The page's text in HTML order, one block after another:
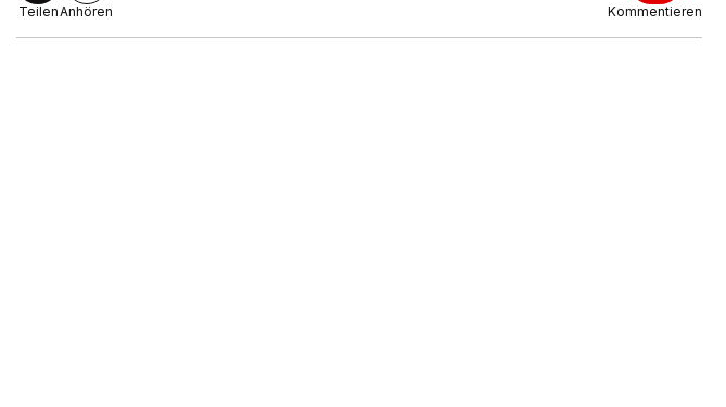
TeilenAnhören Kommentieren